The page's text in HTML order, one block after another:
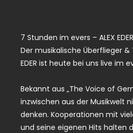
7 Stunden im evers – ALEX
Der musikalische Überflieger &
EDER ist heute bei uns live im
Bekannt aus „The Voice of
inzwischen aus der Musikwelt
denken. Kooperationen mit
und seine eigenen Hits halten